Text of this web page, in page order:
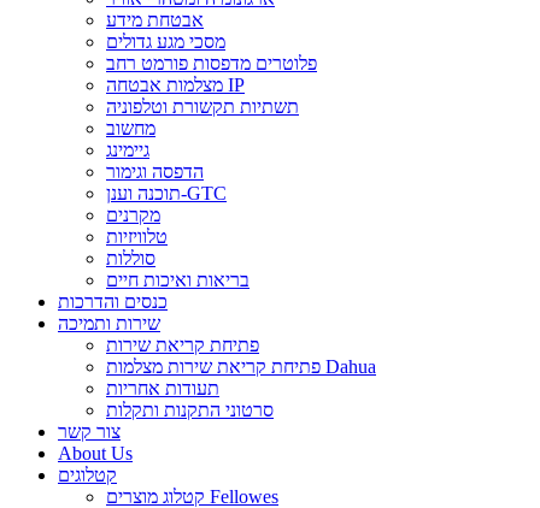
אבטחת מידע
מסכי מגע גדולים
פלוטרים מדפסות פורמט רחב
מצלמות אבטחה IP
תשתיות תקשורת וטלפוניה
מחשוב
גיימינג
הדפסה וגימור
תוכנה וענן-GTC
מקרנים
טלוויזיות
סוללות
בריאות ואיכות חיים
כנסים והדרכות
שירות ותמיכה
פתיחת קריאת שירות
פתיחת קריאת שירות מצלמות Dahua
תעודות אחריות
סרטוני התקנות ותקלות
צור קשר
About Us
קטלוגים
קטלוג מוצרים Fellowes